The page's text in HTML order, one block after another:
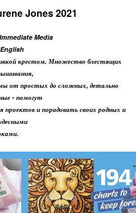
Jones 2021
Media
крестом. Множество блестящих
от простых до сложных, детально
- помогут
проектов и порадовать своих родных и